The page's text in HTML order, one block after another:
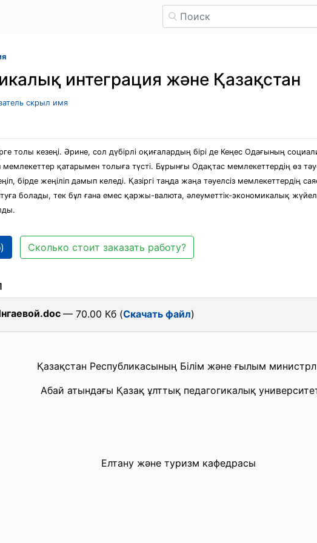
интеграция және Қазақстан
скрыл имя
толы кезеңі. Әрине, сол дүбірлі оқиғалардың бірі де Кеңес Одағының
қатарымен толыға түсті. Бұрынғы Одақтас мемлекеттердің өз
бірде жеңіліп дамып келеді. Қазіргі таңда жаңа тәуелсіз мемлекеттердің
болады, тек бұл ғана емес қаржы-валюта, әлеуметтік-экономикалық
Сколько стоит заказать работу?
— 70.00 Кб (Скачать файл)
Қазақстан Республикасының Білім және ғылым
Абай атындағы Қазақ ұлттық педагогикалық
Елтану және туризм кафедрасы